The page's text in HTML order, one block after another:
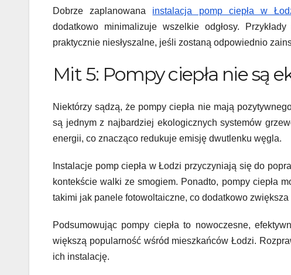
Dobrze zaplanowana instalacja pomp ciepła w
dodatkowo minimalizuje wszelkie odgłosy.
praktycznie niesłyszalne, jeśli zostaną odpowiednio
Mit 5: Pompy ciepła nie są
Niektórzy sądzą, że pompy ciepła nie mają
są jednym z najbardziej ekologicznych systemów
energii, co znacząco redukuje emisję dwutlenku węgla.
Instalacje pomp ciepła w Łodzi przyczyniają się do
kontekście walki ze smogiem. Ponadto, pompy ciepła
takimi jak panele fotowoltaiczne, co dodatkowo
Podsumowując pompy ciepła to nowoczesne,
większą popularność wśród mieszkańców Łodzi.
ich instalację.